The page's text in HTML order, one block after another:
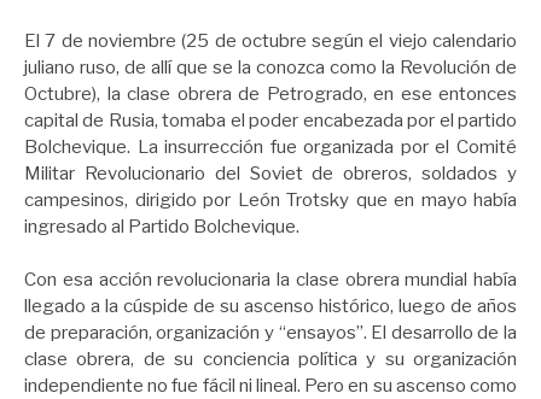
El 7 de noviembre (25 de octubre según el viejo calendario
juliano ruso, de allí que se la conozca como la Revolución de
Octubre), la clase obrera de Petrogrado, en ese entonces
capital de Rusia, tomaba el poder encabezada por el partido
Bolchevique. La insurrección fue organizada por el Comité
Militar Revolucionario del Soviet de obreros, soldados y
campesinos, dirigido por León Trotsky que en mayo había
ingresado al Partido Bolchevique.
Con esa acción revolucionaria la clase obrera mundial había
llegado a la cúspide de su ascenso histórico, luego de años
de preparación, organización y “ensayos”. El desarrollo de la
clase obrera, de su conciencia política y su organización
independiente no fue fácil ni lineal. Pero en su ascenso como